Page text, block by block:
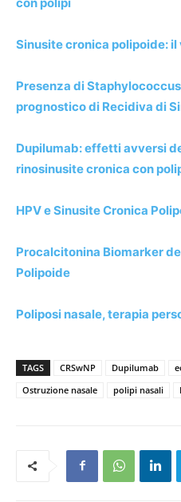
Sinusite cronica polipoide:
Presenza di
prognostico di Recidiva di
Dupilumab: effetti avversi
rinosinusite cronica con
HPV e Sinusite Cronica
Procalcitonina Biomarker
Polipoide
Poliposi nasale, terapia
TAGS CRSwNP Dupilumab
Ostruzione nasale
polipi nasali